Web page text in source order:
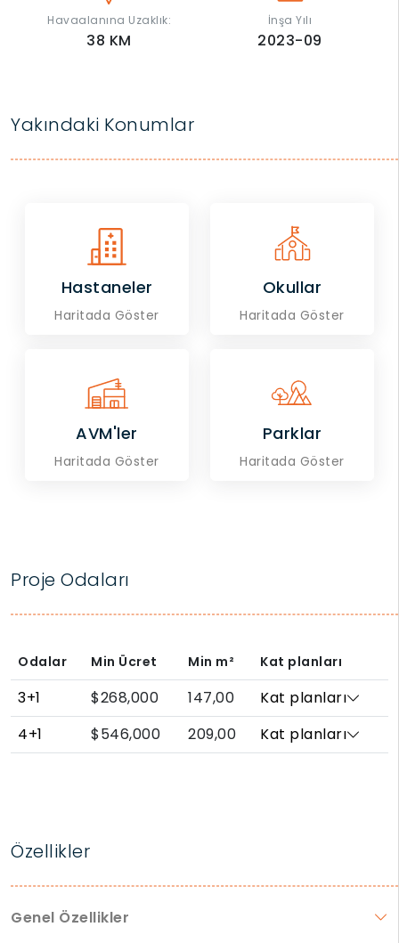
Havaalanına Uzaklık:
38 KM
İnşa Yılı
2023-09
Yakındaki Konumlar
Hastaneler
Haritada Göster
Okullar
Haritada Göster
AVM'ler
Haritada Göster
Parklar
Haritada Göster
Proje Odaları
Odalar Min Ücret Min m² Kat planları
3+1 $268,000 147,00
Kat planları
4+1
$546,000 209,00 Kat planları
Özellikler
Genel Özellikler